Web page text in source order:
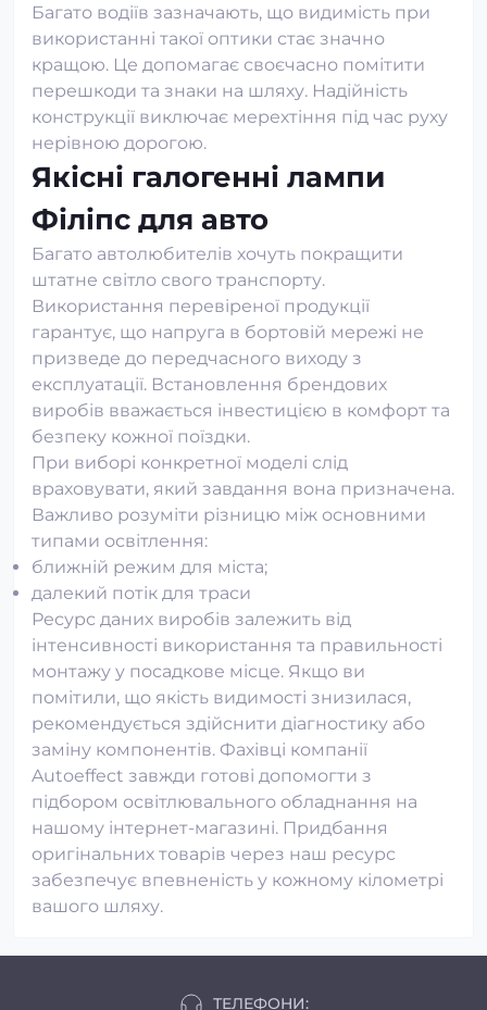
Багато водіїв зазначають, що видимість при
використанні такої оптики стає значно
кращою. Це допомагає своєчасно помітити
перешкоди та знаки на шляху. Надійність
конструкції виключає мерехтіння під час руху
нерівною дорогою.
Якісні галогенні лампи
Філіпс для авто
Багато автолюбителів хочуть покращити
штатне світло свого транспорту.
Використання перевіреної продукції
гарантує, що напруга в бортовій мережі не
призведе до передчасного виходу з
експлуатації. Встановлення брендових
виробів вважається інвестицією в комфорт та
безпеку кожної поїздки.
При виборі конкретної моделі слід
враховувати, який завдання вона призначена.
Важливо розуміти різницю між основними
типами освітлення:
ближній режим для міста;
далекий потік для траси
Ресурс даних виробів залежить від
інтенсивності використання та правильності
монтажу у посадкове місце. Якщо ви
помітили, що якість видимості знизилася,
рекомендується здійснити діагностику або
заміну компонентів. Фахівці компанії
Autoeffect завжди готові допомогти з
підбором освітлювального обладнання на
нашому інтернет-магазині. Придбання
оригінальних товарів через наш ресурс
забезпечує впевненість у кожному кілометрі
вашого шляху.
ТЕЛЕФОНИ: